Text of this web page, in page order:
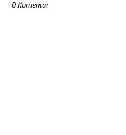
0 Komentar